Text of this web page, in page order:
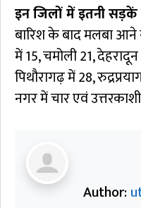
इन जिलों में इतनी
बारिश के बाद मलबा आने
में 15, चमोली 21,
पिथौरागढ़ में 28,
नगर में चार एवं
Author: